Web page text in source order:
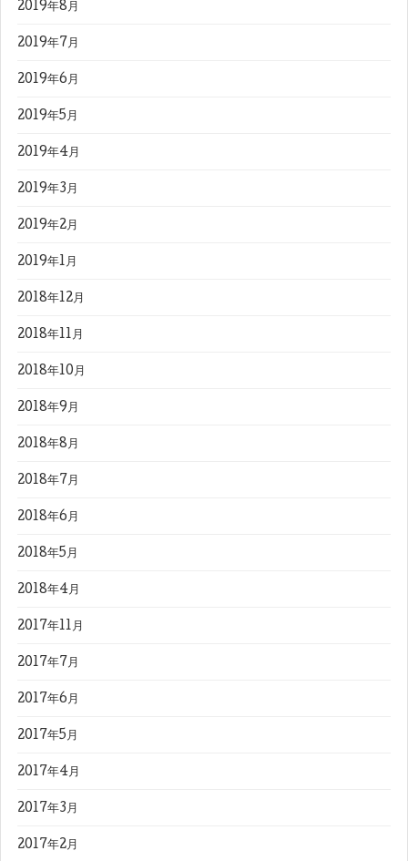
2019年8月
2019年7月
2019年6月
2019年5月
2019年4月
2019年3月
2019年2月
2019年1月
2018年12月
2018年11月
2018年10月
2018年9月
2018年8月
2018年7月
2018年6月
2018年5月
2018年4月
2017年11月
2017年7月
2017年6月
2017年5月
2017年4月
2017年3月
2017年2月